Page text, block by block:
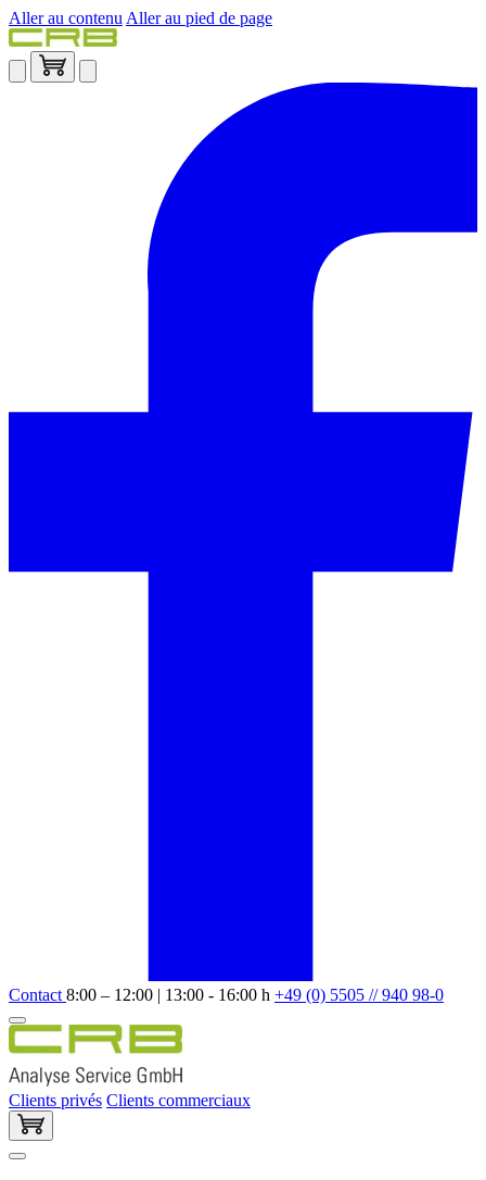
Aller au contenu Aller au pied de page
Contact 8:00 – 12:00 | 13:00 - 16:00 h +49 (0) 5505 // 940 98-0
Clients privés Clients commerciaux